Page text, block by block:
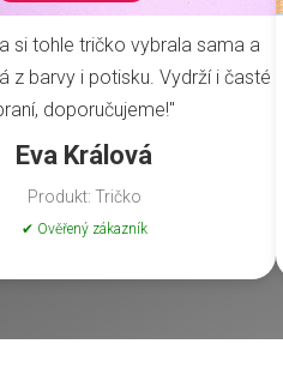
si tohle tričko vybrala sama a
z barvy i potisku. Vydrží i časté
doporučujeme!"
Eva Králová
Produkt: Tričko
✔ Ověřený zákazník